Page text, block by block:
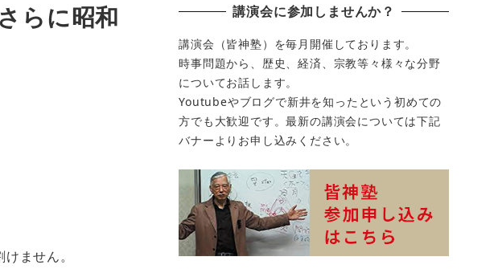
らに昭和
ません。
講演会に参加しませんか？
講演会（皆神塾）を毎月開催しております。
時事問題から、歴史、経済、宗教等々様々な分野
についてお話します。
Youtubeやブログで新井を知ったという初めての
方でも大歓迎です。最新の講演会については下記
バナーよりお申し込みください。